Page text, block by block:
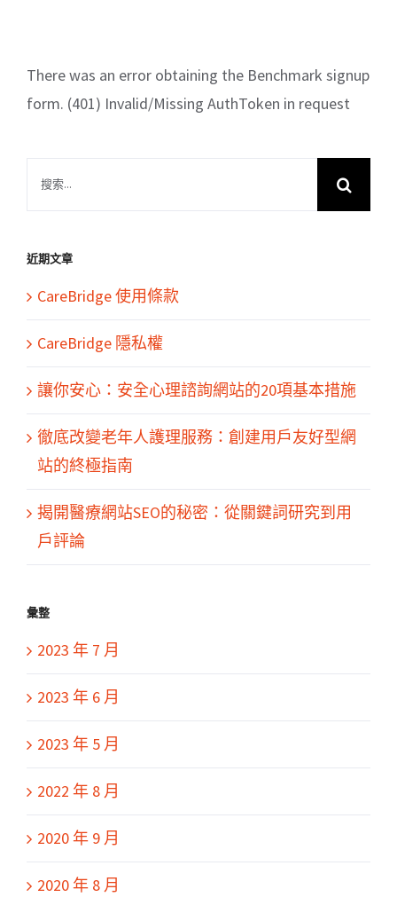
There was an error obtaining the Benchmark signup
form. (401) Invalid/Missing AuthToken in request
果：
近期文章
CareBridge 使用條款
CareBridge 隱私權
讓你安心：安全心理諮詢網站的20項基本措施
徹底改變老年人護理服務：創建用戶友好型網
站的終極指南
揭開醫療網站SEO的秘密：從關鍵詞研究到用
戶評論
彙整
2023 年 7 月
2023 年 6 月
2023 年 5 月
2022 年 8 月
2020 年 9 月
2020 年 8 月